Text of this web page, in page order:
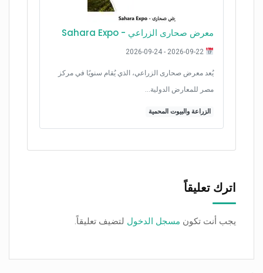
معرض صحارى الزراﻋﻲ - Sahara Expo
يُعد معرض صحارى الزراعي، الذي يُقام سنويًا في مركز
مصر للمعارض الدولية…
الزراعة والبيوت المحمية
اترك تعليقاً
يجب أنت تكون مسجل الدخول لتضيف تعليقاً.